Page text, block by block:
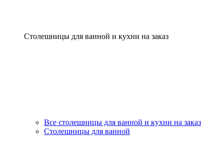
Столешницы для ванной и кухни на заказ
Все столешницы для ванной и кухни на заказ
Столешницы для ванной